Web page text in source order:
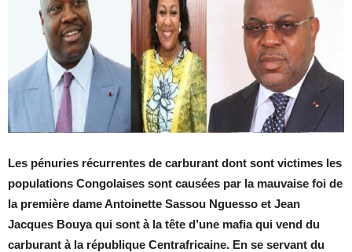
Les pénuries récurrentes de carburant dont sont victimes les
populations Congolaises sont causées par la mauvaise foi de
la première dame Antoinette Sassou Nguesso et Jean
Jacques Bouya qui sont à la tête d’une mafia qui vend du
carburant à la république Centrafricaine. En se servant du